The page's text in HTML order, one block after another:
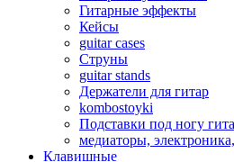
Гитарные эффекты
Кейсы
guitar cases
Струны
guitar stands
Держатели для гитар
kombostoyki
Подставки под ногу
медиаторы,
Клавишные